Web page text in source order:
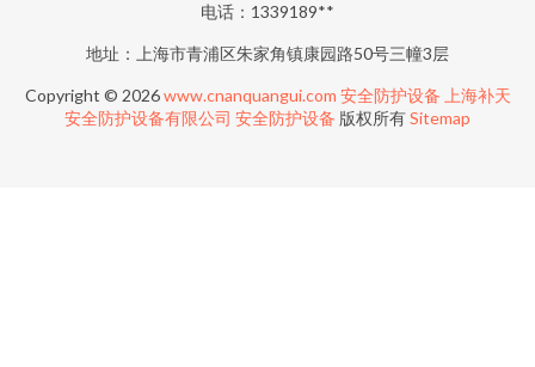
电话：1339189**
地址：上海市青浦区朱家角镇康园路50号三幢3层
Copyright © 2026www.cnanquangui.com 安全防护设备 上海补天
安全防护设备有限公司 安全防护设备 版权所有Sitemap